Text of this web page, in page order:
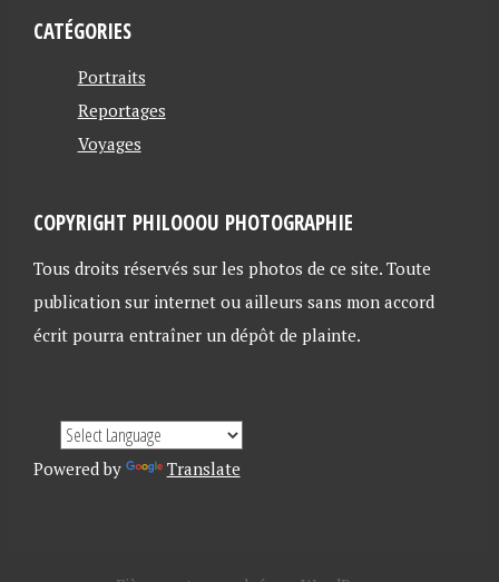
CATÉGORIES
Portraits
Reportages
Voyages
COPYRIGHT PHILOOOU PHOTOGRAPHIE
Tous droits réservés sur les photos de ce site. Toute
publication sur internet ou ailleurs sans mon accord
écrit pourra entraîner un dépôt de plainte.
Powered by Translate